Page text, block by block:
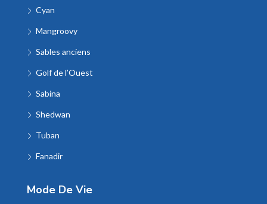
Cyan
Mangroovy
Sables anciens
Golf de l’Ouest
Sabina
Shedwan
Tuban
Fanadir
Mode De Vie